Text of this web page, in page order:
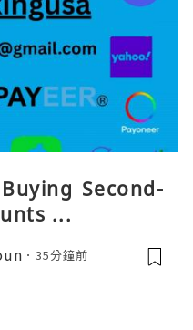
Second-
...
35分鐘前